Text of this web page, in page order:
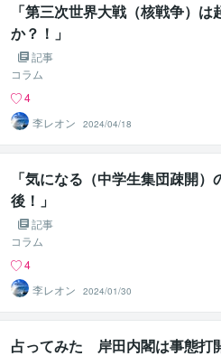
「第三次世界大戦（核戦争）は
か？！」
記事
コラム
4
李レオン
2024/04/18
「気になる（中学生集団疎開）
後！」
記事
コラム
4
李レオン
2024/01/30
占ってみた 岸田内閣は事態打